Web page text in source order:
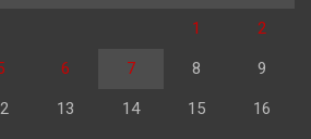
1 2
6 7 8 9
13 14 15 16